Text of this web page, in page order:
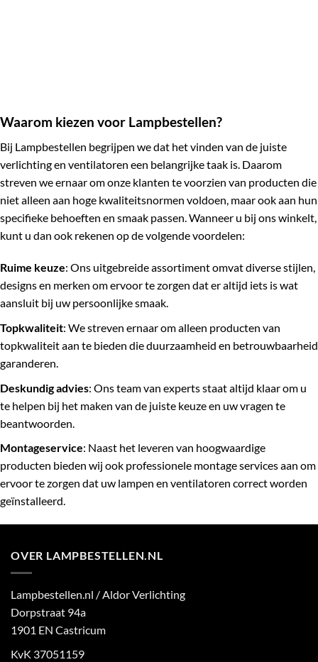
Waarom kiezen voor Lampbestellen?
Bij Lampbestellen begrijpen we dat het vinden van de juiste
verlichting en ventilatoren een belangrijke taak is. Daarom
streven we ernaar om onze klanten te voorzien van producten die
niet alleen aan hoge kwaliteitsnormen voldoen, maar ook aan hun
specifieke behoeften en smaak passen. Wanneer u bij ons winkelt,
kunt u dan ook rekenen op de volgende voordelen:
Ruime keuze: Ons uitgebreide assortiment omvat diverse stijlen,
designs en merken om ervoor te zorgen dat er altijd iets is wat
aansluit bij uw persoonlijke smaak.
Topkwaliteit: We streven ernaar om alleen producten van
topkwaliteit aan te bieden die duurzaamheid en betrouwbaarheid
garanderen.
Deskundig advies: Ons team van experts staat altijd klaar om u
te helpen bij het maken van de juiste keuze en uw vragen te
beantwoorden.
Montageservice: Naast het leveren van hoogwaardige
producten bieden wij ook professionele montage services aan om
ervoor te zorgen dat uw lampen en ventilatoren correct worden
geïnstalleerd.
OVER LAMPBESTELLEN.NL
Lampbestellen.nl / Aldor Verlichting
Dorpstraat 94a
1901 EN Castricum
KvK 37051159